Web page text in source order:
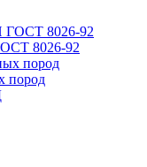
8026-92
пород